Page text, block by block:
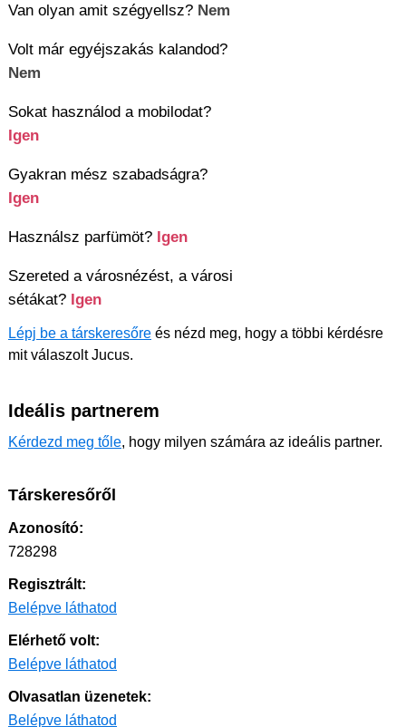
Van olyan amit szégyellsz? Nem
Volt már egyéjszakás kalandod?
Nem
Sokat használod a mobilodat?
Igen
Gyakran mész szabadságra?
Igen
Használsz parfümöt? Igen
Szereted a városnézést, a városi
sétákat? Igen
Lépj be a társkeresőre és nézd meg, hogy a többi kérdésre
mit válaszolt Jucus.
Ideális partnerem
Kérdezd meg tőle, hogy milyen számára az ideális partner.
Társkeresőről
Azonosító:
728298
Regisztrált:
Belépve láthatod
Elérhető volt:
Belépve láthatod
Olvasatlan üzenetek:
Belépve láthatod